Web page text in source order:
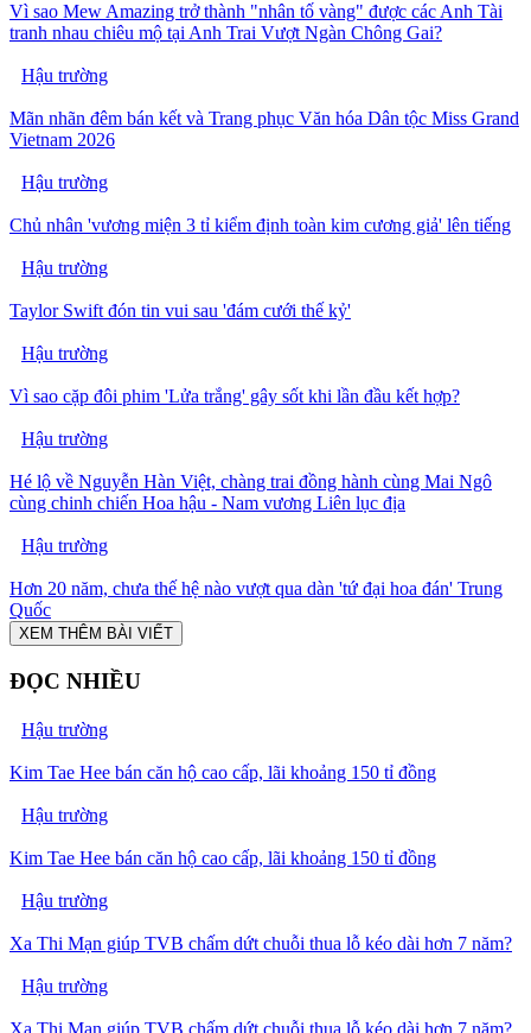
Vì sao Mew Amazing trở thành "nhân tố vàng" được các Anh Tài
tranh nhau chiêu mộ tại Anh Trai Vượt Ngàn Chông Gai?
Hậu trường
Mãn nhãn đêm bán kết và Trang phục Văn hóa Dân tộc Miss Grand
Vietnam 2026
Hậu trường
Chủ nhân 'vương miện 3 tỉ kiểm định toàn kim cương giả' lên tiếng
Hậu trường
Taylor Swift đón tin vui sau 'đám cưới thế kỷ'
Hậu trường
Vì sao cặp đôi phim 'Lửa trắng' gây sốt khi lần đầu kết hợp?
Hậu trường
Hé lộ về Nguyễn Hàn Việt, chàng trai đồng hành cùng Mai Ngô
cùng chinh chiến Hoa hậu - Nam vương Liên lục địa
Hậu trường
Hơn 20 năm, chưa thế hệ nào vượt qua dàn 'tứ đại hoa đán' Trung
Quốc
XEM THÊM BÀI VIẾT
ĐỌC NHIỀU
Hậu trường
Kim Tae Hee bán căn hộ cao cấp, lãi khoảng 150 tỉ đồng
Hậu trường
Kim Tae Hee bán căn hộ cao cấp, lãi khoảng 150 tỉ đồng
Hậu trường
Xa Thi Mạn giúp TVB chấm dứt chuỗi thua lỗ kéo dài hơn 7 năm?
Hậu trường
Xa Thi Mạn giúp TVB chấm dứt chuỗi thua lỗ kéo dài hơn 7 năm?